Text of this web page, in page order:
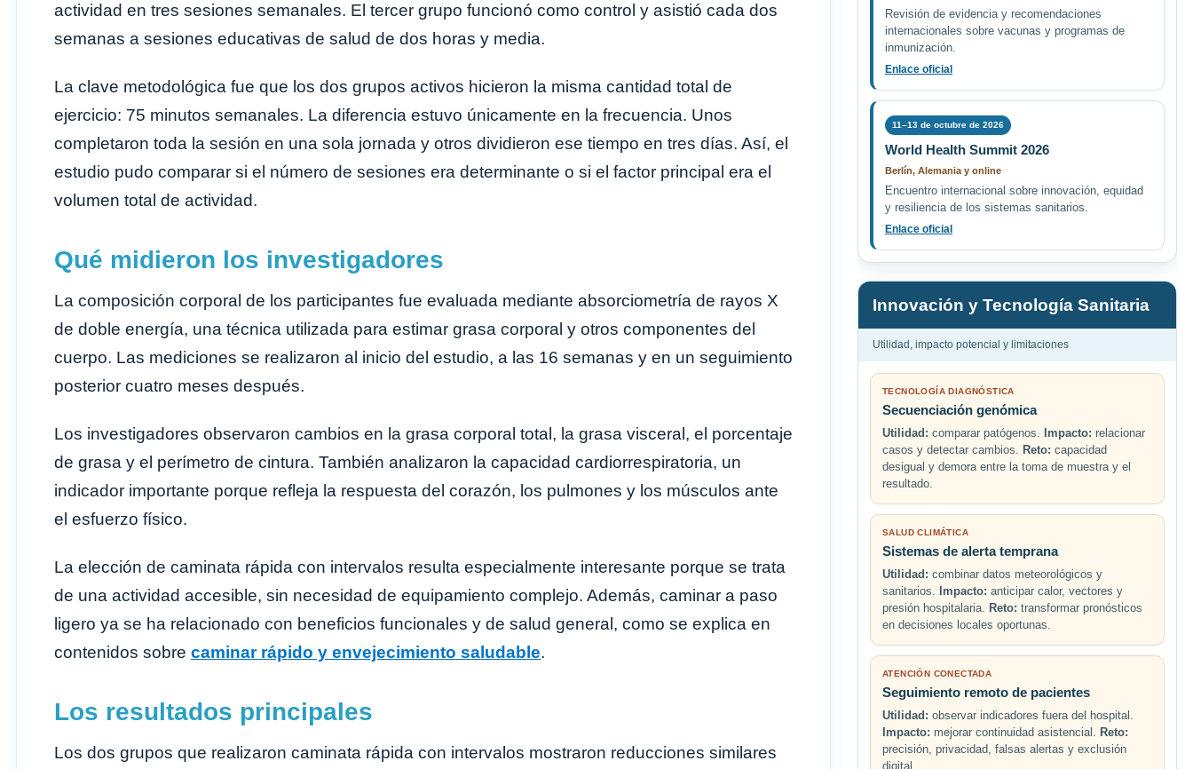
actividad en tres sesiones semanales. El tercer grupo funcionó como control y asistió cada dos
semanas a sesiones educativas de salud de dos horas y media.
La clave metodológica fue que los dos grupos activos hicieron la misma cantidad total de
ejercicio: 75 minutos semanales. La diferencia estuvo únicamente en la frecuencia. Unos
completaron toda la sesión en una sola jornada y otros dividieron ese tiempo en tres días. Así, el
estudio pudo comparar si el número de sesiones era determinante o si el factor principal era el
volumen total de actividad.
Qué midieron los investigadores
La composición corporal de los participantes fue evaluada mediante absorciometría de rayos X
de doble energía, una técnica utilizada para estimar grasa corporal y otros componentes del
cuerpo. Las mediciones se realizaron al inicio del estudio, a las 16 semanas y en un seguimiento
posterior cuatro meses después.
Los investigadores observaron cambios en la grasa corporal total, la grasa visceral, el porcentaje
de grasa y el perímetro de cintura. También analizaron la capacidad cardiorrespiratoria, un
indicador importante porque refleja la respuesta del corazón, los pulmones y los músculos ante
el esfuerzo físico.
La elección de caminata rápida con intervalos resulta especialmente interesante porque se trata
de una actividad accesible, sin necesidad de equipamiento complejo. Además, caminar a paso
ligero ya se ha relacionado con beneficios funcionales y de salud general, como se explica en
contenidos sobre caminar rápido y envejecimiento saludable.
Los resultados principales
Los dos grupos que realizaron caminata rápida con intervalos mostraron reducciones similares
Revisión de evidencia y recomendaciones
internacionales sobre vacunas y programas de
inmunización.
Enlace oficial
11–13 de octubre de 2026
World Health Summit 2026
Berlín, Alemania y online
Encuentro internacional sobre innovación, equidad
y resiliencia de los sistemas sanitarios.
Enlace oficial
Innovación y Tecnología Sanitaria
Utilidad, impacto potencial y limitaciones
TECNOLOGÍA DIAGNÓSTICA
Secuenciación genómica
Utilidad: comparar patógenos. Impacto: relacionar
casos y detectar cambios. Reto: capacidad
desigual y demora entre la toma de muestra y el
resultado.
SALUD CLIMÁTICA
Sistemas de alerta temprana
Utilidad: combinar datos meteorológicos y
sanitarios. Impacto: anticipar calor, vectores y
presión hospitalaria. Reto: transformar pronósticos
en decisiones locales oportunas.
ATENCIÓN CONECTADA
Seguimiento remoto de pacientes
Utilidad: observar indicadores fuera del hospital.
Impacto: mejorar continuidad asistencial. Reto:
precisión, privacidad, falsas alertas y exclusión
digital.